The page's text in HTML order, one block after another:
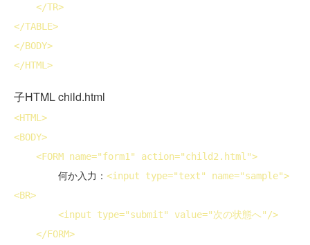
</TR>
</TABLE>
</BODY>
</HTML >
子HTML child.html
<HTML >
<BODY>
<FORM name="form1" action="child2.html">
        何か入力：
<input type="text" name="sample">
<BR>
<input type="submit" value="次の状態へ"/>
</FORM>